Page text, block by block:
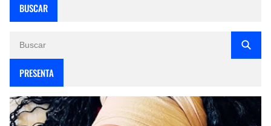
BUSCAR
PRESENTA